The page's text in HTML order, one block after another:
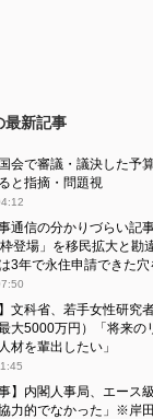
最新記事
会で審議・議決した予
と指摘・問題視
事通信の分かりづらい記
登場」を移民拡大と勘
年で永住申請できた穴
】文科省、若手女性研究
大5000万円）「将来の
材を輩出したい」
事】内閣人事局、エー
力的でなかった」※岸